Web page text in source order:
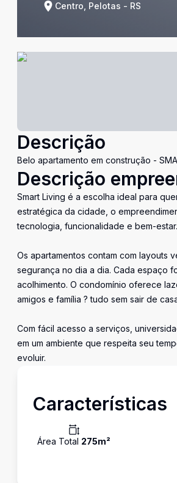
Centro, Pelotas - RS
Descrição
Belo apartamento em construção -
Descrição
Smart Living é a escolha ideal para
estratégica da cidade, o
tecnologia, funcionalidade e bem-estar.
Os apartamentos contam com layouts
segurança no dia a dia. Cada espaço
acolhimento. O condomínio oferece
amigos e família ? tudo sem sair de
Com fácil acesso a serviços,
em um ambiente que respeita seu
evoluir.
Características
Área Total 275m²